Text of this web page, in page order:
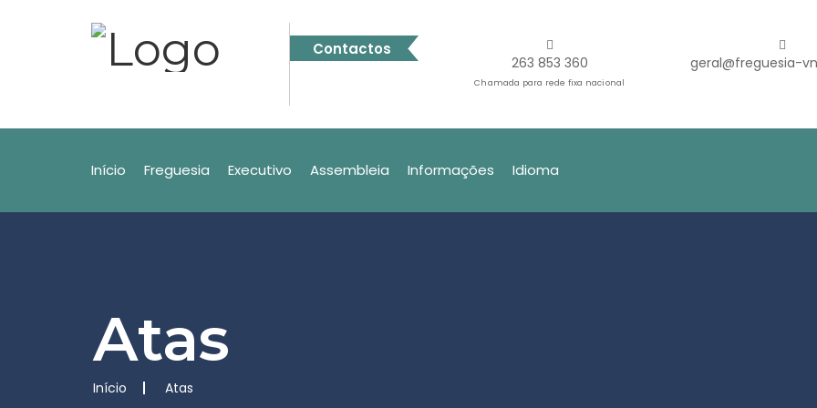
Contactos
263 853 360
Chamada para rede fixa nacional
geral@freguesia-
Início Freguesia Executivo Assembleia Informações Idioma
Atas
Início Atas